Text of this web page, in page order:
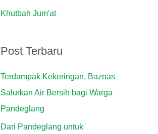
Khutbah Jum'at
Post Terbaru
Terdampak Kekeringan, Baznas
Salurkan Air Bersih bagi Warga
Pandeglang
Dari Pandeglang untuk